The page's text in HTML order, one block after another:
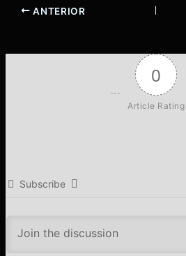
ANTERIOR
0
Article Rating
Subscribe